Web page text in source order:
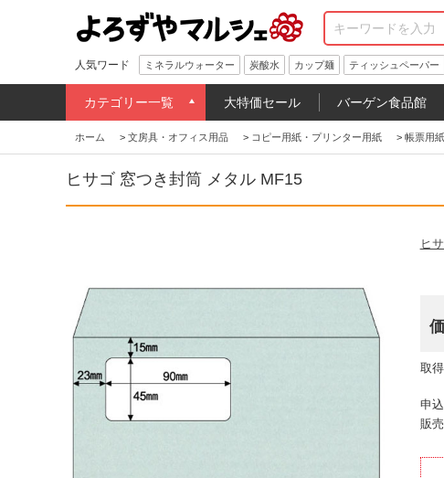
人気ワード ミネラルウォーター 炭酸水 カップ麺 ティッシュペーパー
カテゴリー一覧 大特価セール バーゲン食品館
ホーム > 文房具・オフィス用品 > コピー用紙・プリンター用紙 > 帳票用紙
ヒサゴ 窓つき封筒 メタル MF15
ヒ
取
申
販